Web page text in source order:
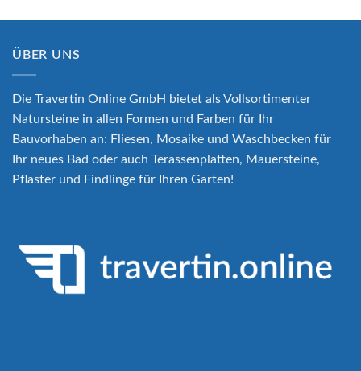
ÜBER UNS
Die Travertin Online GmbH bietet als Vollsortimenter
Natursteine in allen Formen und Farben für Ihr
Bauvorhaben an: Fliesen, Mosaike und Waschbecken für
Ihr neues Bad oder auch Terassenplatten, Mauersteine,
Pflaster und Findlinge für Ihren Garten!